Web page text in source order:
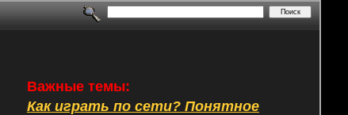
Важные темы:
Как играть по сети? Понятное